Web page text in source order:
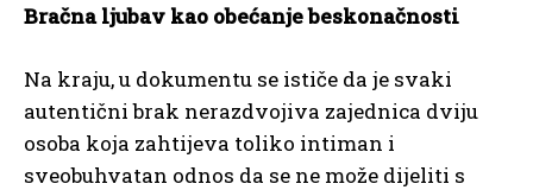
Bračna ljubav kao obećanje beskonačnosti
Na kraju, u dokumentu se ističe da je svaki
autentični brak nerazdvojiva zajednica dviju
osoba koja zahtijeva toliko intiman i
sveobuhvatan odnos da se ne može dijeliti s